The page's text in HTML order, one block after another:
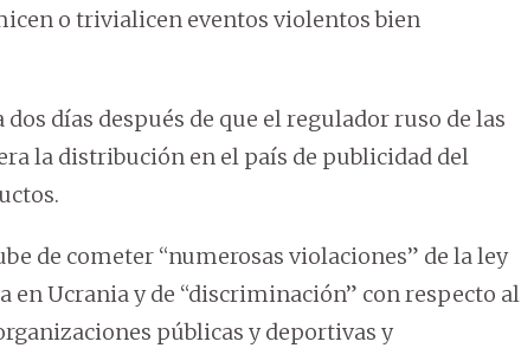
o trivialicen eventos violentos bien
días después de que el regulador ruso de las
la distribución en el país de publicidad del
de cometer “numerosas violaciones” de la ley
en Ucrania y de “discriminación” con respecto al
públicas y deportivas y